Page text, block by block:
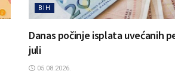
BIH
Danas počinje isplata uvećanih
juli
05.08.2026.